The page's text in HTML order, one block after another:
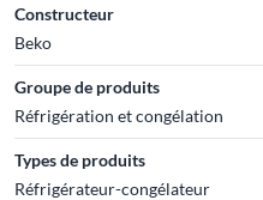
Constructeur
Beko
Groupe de produits
Réfrigération et congélation
Types de produits
Réfrigérateur-congélateur